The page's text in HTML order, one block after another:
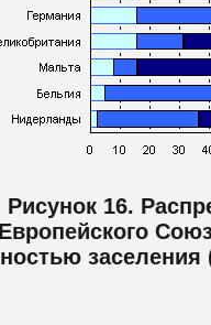
Рисунок 16.
Европейского
заселения